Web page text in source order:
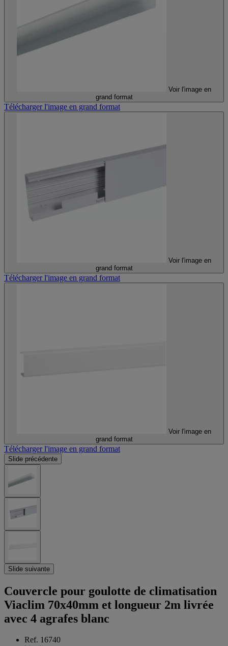
Voir l'image en
grand format
Télécharger l'image en grand format
Voir l'image en
grand format
Télécharger l'image en grand format
Voir l'image en
grand format
Télécharger l'image en grand format
Slide précédente
Slide suivante
Couvercle pour goulotte de climatisation
Viaclim 70x40mm et longueur 2m livrée
avec 4 agrafes blanc
Ref. 16740